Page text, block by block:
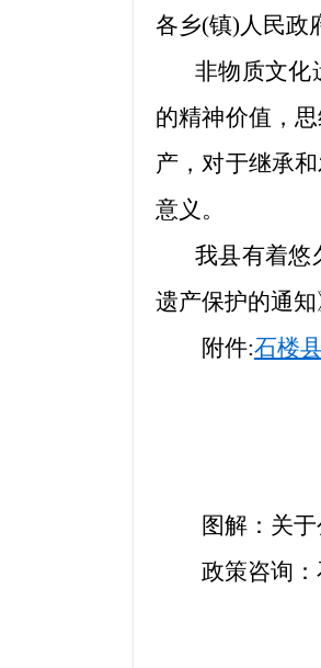
各乡(镇)人民政
非物质文化
的精神价值，
产，对于继承
意义。
我县有着悠
遗产保护的通
附件:石楼
图解：关
政策咨询